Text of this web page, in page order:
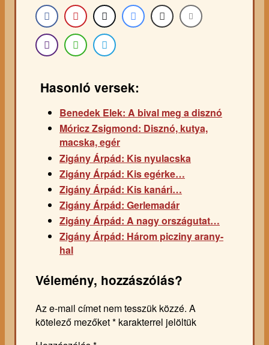
Hasonló versek:
Benedek Elek: A bival meg a disznó
Móricz Zsigmond: Disznó, kutya,
macska, egér
Zigány Árpád: Kis nyulacska
Zigány Árpád: Kis egérke…
Zigány Árpád: Kis kanári…
Zigány Árpád: Gerlemadár
Zigány Árpád: A nagy országutat…
Zigány Árpád: Három picziny arany-
hal
Vélemény, hozzászólás?
Az e-mail címet nem tesszük közzé. A
kötelező mezőket* karakterrel jelöltük